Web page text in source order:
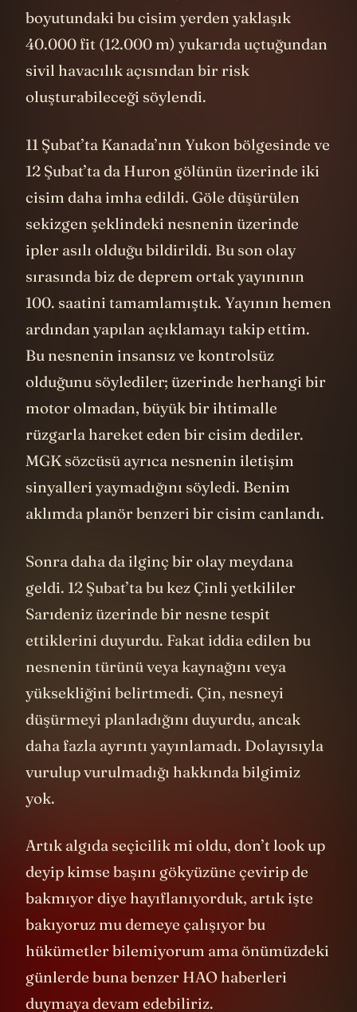
boyutundaki bu cisim yerden yaklaşık
40.000 fit (12.000 m) yukarıda uçtuğundan
sivil havacılık açısından bir risk
oluşturabileceği söylendi.
11 Şubat’ta Kanada’nın Yukon bölgesinde ve
12 Şubat’ta da Huron gölünün üzerinde iki
cisim daha imha edildi. Göle düşürülen
sekizgen şeklindeki nesnenin üzerinde
ipler asılı olduğu bildirildi. Bu son olay
sırasında biz de deprem ortak yayınının
100. saatini tamamlamıştık. Yayının hemen
ardından yapılan açıklamayı takip ettim.
Bu nesnenin insansız ve kontrolsüz
olduğunu söylediler; üzerinde herhangi bir
motor olmadan, büyük bir ihtimalle
rüzgarla hareket eden bir cisim dediler.
MGK sözcüsü ayrıca nesnenin iletişim
sinyalleri yaymadığını söyledi. Benim
aklımda planör benzeri bir cisim canlandı.
Sonra daha da ilginç bir olay meydana
geldi. 12 Şubat’ta bu kez Çinli yetkililer
Sarıdeniz üzerinde bir nesne tespit
ettiklerini duyurdu. Fakat iddia edilen bu
nesnenin türünü veya kaynağını veya
yüksekliğini belirtmedi. Çin, nesneyi
düşürmeyi planladığını duyurdu, ancak
daha fazla ayrıntı yayınlamadı. Dolayısıyla
vurulup vurulmadığı hakkında bilgimiz
yok.
Artık algıda seçicilik mi oldu, don’t look up
deyip kimse başını gökyüzüne çevirip de
bakmıyor diye hayıflanıyorduk, artık işte
bakıyoruz mu demeye çalışıyor bu
hükümetler bilemiyorum ama önümüzdeki
günlerde buna benzer HAO haberleri
duymaya devam edebiliriz.